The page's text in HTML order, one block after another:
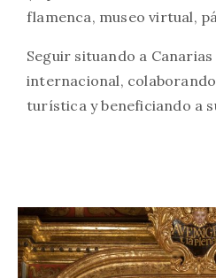
flamenca, museo virtual,
Seguir situando a
internacional,
turística y beneficiando a